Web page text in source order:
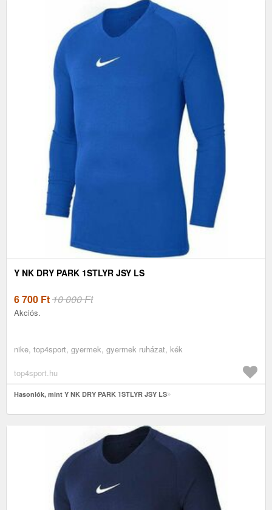
Y NK DRY PARK 1STLYR JSY LS
6 700 Ft10 000 Ft
Akciós.
nike, top4sport, gyermek, gyermek ruházat, kék
top4sport.hu
Hasonlók, mint Y NK DRY PARK 1STLYR JSY LS